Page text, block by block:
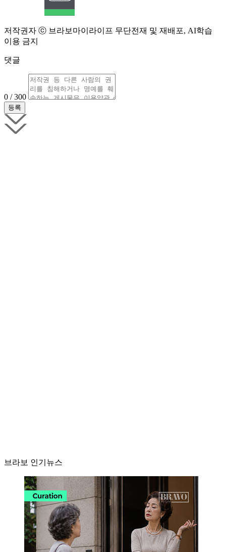
저작권자 ⓒ 브라보마이라이프 무단전재 및 재배포, AI학습
이용 금지
댓글
0 / 300
브라보 인기뉴스